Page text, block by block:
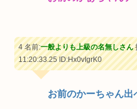
4 名前:一般よりも上級の名無しさん
11:20:33.25ID:Hx0vIgrK0
お前のかーちゃん